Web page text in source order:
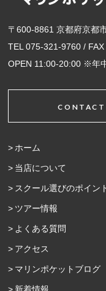
〒600-8861 京都府京都
TEL 075-321-9760 /
OPEN 11:00-20:00 ※年
CONTACT
ホーム
当店について
スクール選びのポイン
ツアー情報
よくある質問
アクセス
マリンポケットブログ
新着情報